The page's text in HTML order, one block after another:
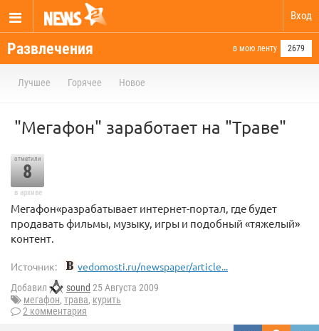
Вход
Развлечения в мою ленту 2679
Лучшее Горячее Новое
"Мегафон" заработает на "Траве"
отметили
8
в архиве
Мегафон«разрабатывает интернет-портал, где будет
продавать фильмы, музыку, игры и подобный «тяжелый»
контент.
Источник: vedomosti.ru/newspaper/article...
Добавил sound 25 Августа 2009
мегафон, трава, курить
2 комментария